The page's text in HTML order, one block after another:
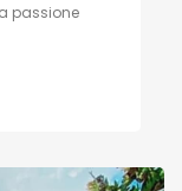
passione